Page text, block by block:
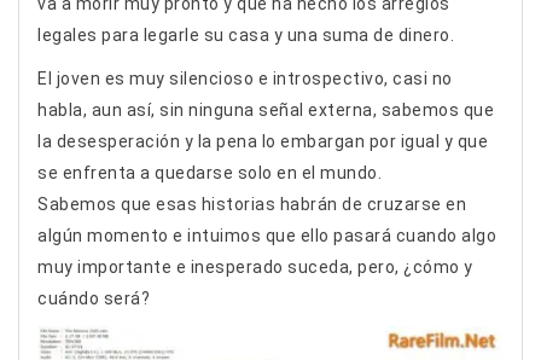
legales para legarle su casa y una suma de dinero.
El joven es muy silencioso e introspectivo, casi no
habla, aun así, sin ninguna señal externa, sabemos que
la desesperación y la pena lo embargan por igual y que
se enfrenta a quedarse solo en el mundo.
Sabemos que esas historias habrán de cruzarse en
algún momento e intuimos que ello pasará cuando algo
muy importante e inesperado suceda, pero, ¿cómo y
cuándo será?